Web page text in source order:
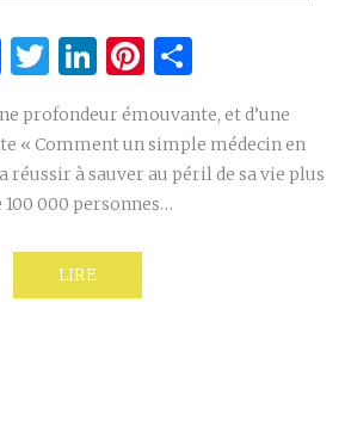
Facebook
Twitter
LinkedIn
Pinterest
profondeur émouvante, et d’une
« Comment un simple médecin en
réussir à sauver au péril de sa vie plus
100 000 personnes…
LIRE